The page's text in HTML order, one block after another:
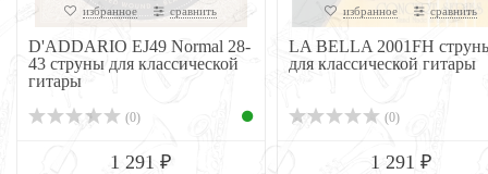
избранное сравнить
D'ADDARIO EJ49 Normal 28-
43 струны для классической
гитары
(0)
1 291 ₽
избранное сравнить
LA BELLA 2001FH
для классической гитары
(0)
1 291 ₽